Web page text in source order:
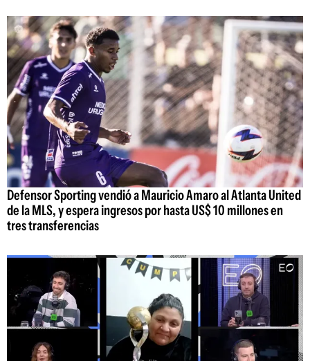
Defensor Sporting vendió a Mauricio Amaro al Atlanta United
de la MLS, y espera ingresos por hasta US$ 10 millones en
tres transferencias